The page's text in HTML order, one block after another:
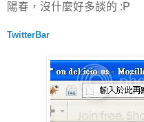
陽春，沒什麼好多談的 :P
TwitterBar